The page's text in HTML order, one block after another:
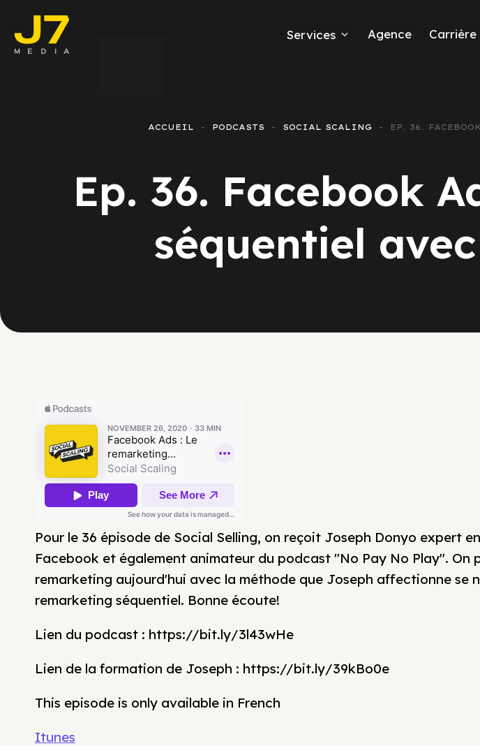
Services
E-commerce
Google Ads
Rapports Meta Ads
Agence Carrière
ACCUEIL PODCASTS SOCIAL SCALING EP. 36.
Ep. 36. Facebook
séquentiel
Pour le 36 épisode de Social Selling, on reçoit Joseph Donyo expert
Facebook et également animateur du podcast "No Pay No Play". On
remarketing aujourd'hui avec la méthode que Joseph affectionne se
remarketing séquentiel. Bonne écoute!
Lien du podcast : https://bit.ly/3l43wHe
Lien de la formation de Joseph : https://bit.ly/39kBo0e
This episode is only available in French
Itunes